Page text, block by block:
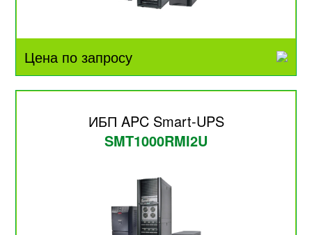
Цена по запросу
ИБП APC Smart-UPS
SMT1000RMI2U